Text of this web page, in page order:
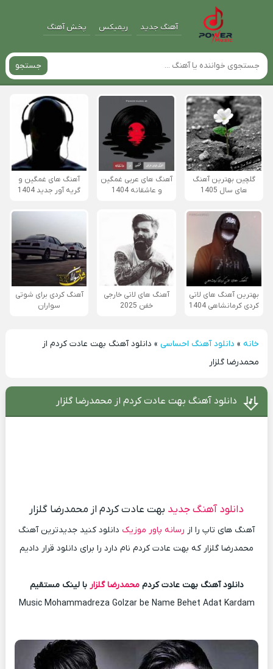
آهنگ جدید ریمیکس پخش آهنگ
جستجو
گلچین بهترین آهنگ
های سال 1405
آهنگ های عربی غمگین
و عاشقانه 1404
آهنگ های غمگین و
گریه آور جدید 1404
بهترین آهنگ های لاتی
کردی کرمانشاهی 1404
آهنگ های لاتی خارجی
خفن 2025
آهنگ کردی برای شوتی
سواران
خانه» دانلود آهنگ احساسی» دانلود آهنگ بهت عادت کردم از
محمدرضا گلزار
دانلود آهنگ بهت عادت کردم از محمدرضا گلزار
دانلود آهنگ جدید بهت عادت کردم از محمدرضا گلزار
آهنگ های تاپ را از رسانه پاور موزیک دانلود کنید جدیدترین آهنگ
محمدرضا گلزار که بهت عادت کردم نام دارد را برای دانلود قرار دادیم
دانلود آهنگ بهت عادت کردممحمدرضا گلزار با لینک مستقیم
Music Mohammadreza Golzar be Name Behet Adat Kardam